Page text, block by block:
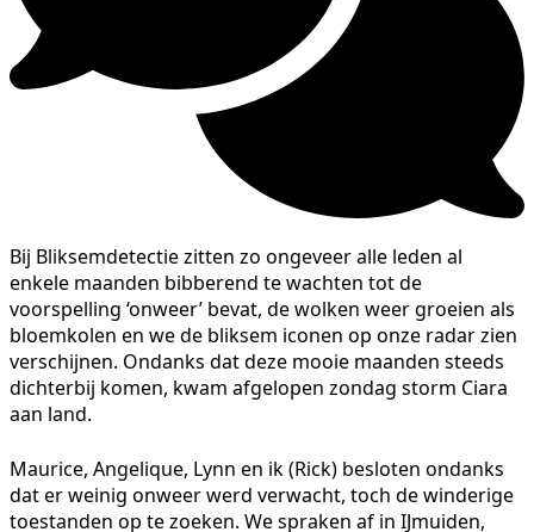
Bij Bliksemdetectie zitten zo ongeveer alle leden al
enkele maanden bibberend te wachten tot de
voorspelling ‘onweer’ bevat, de wolken weer groeien als
bloemkolen en we de bliksem iconen op onze radar zien
verschijnen. Ondanks dat deze mooie maanden steeds
dichterbij komen, kwam afgelopen zondag storm Ciara
aan land.
Maurice, Angelique, Lynn en ik (Rick) besloten ondanks
dat er weinig onweer werd verwacht, toch de winderige
toestanden op te zoeken. We spraken af in IJmuiden,